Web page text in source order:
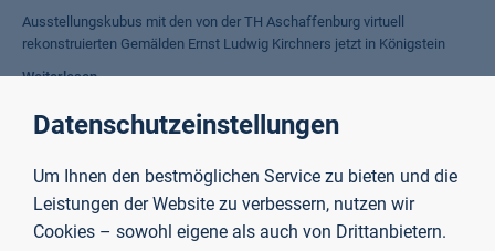
Ausstellungskubus mit den von der TH Aschaffenburg virtuell
rekonstruierten Gemälden Ernst Ludwig Kirchners jetzt in Königstein
Weiterlesen
Sommersemester an der TH Aschaffenburg erstmals seit Beginn der
Datenschutzeinstellungen
Um Ihnen den bestmöglichen Service zu bieten und die
Leistungen der Website zu verbessern, nutzen wir
Cookies – sowohl eigene als auch von Drittanbietern.